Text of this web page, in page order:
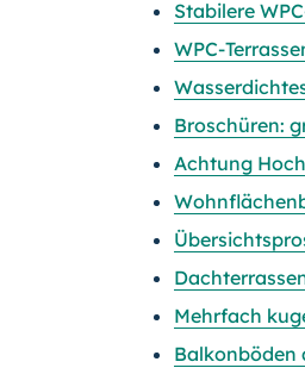
Stabilere
WPC-
Broschüren:
Achtung
Mehrfach
Balkonböden